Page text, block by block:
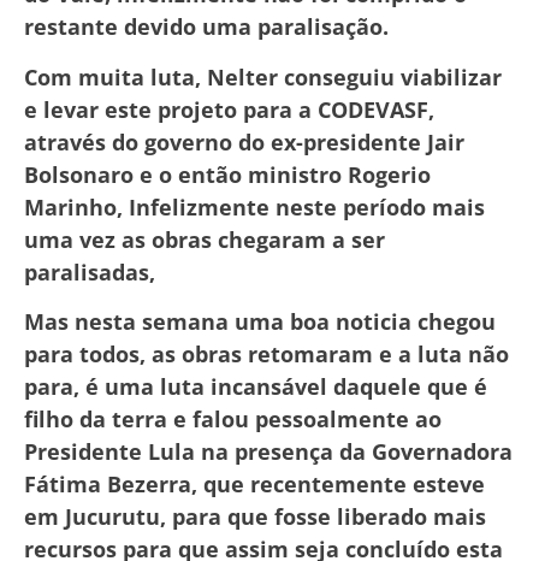
restante devido uma paralisação.
Com muita luta, Nelter conseguiu viabilizar
e levar este projeto para a CODEVASF,
através do governo do ex-presidente Jair
Bolsonaro e o então ministro Rogerio
Marinho, Infelizmente neste período mais
uma vez as obras chegaram a ser
paralisadas,
Mas nesta semana uma boa noticia chegou
para todos, as obras retomaram e a luta não
para, é uma luta incansável daquele que é
filho da terra e falou pessoalmente ao
Presidente Lula na presença da Governadora
Fátima Bezerra, que recentemente esteve
em Jucurutu, para que fosse liberado mais
recursos para que assim seja concluído esta